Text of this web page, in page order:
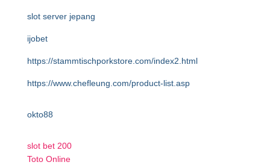
slot server jepang
ijobet
https://stammtischporkstore.com/index2.html
https://www.chefleung.com/product-list.asp
okto88
slot bet 200
Toto Online